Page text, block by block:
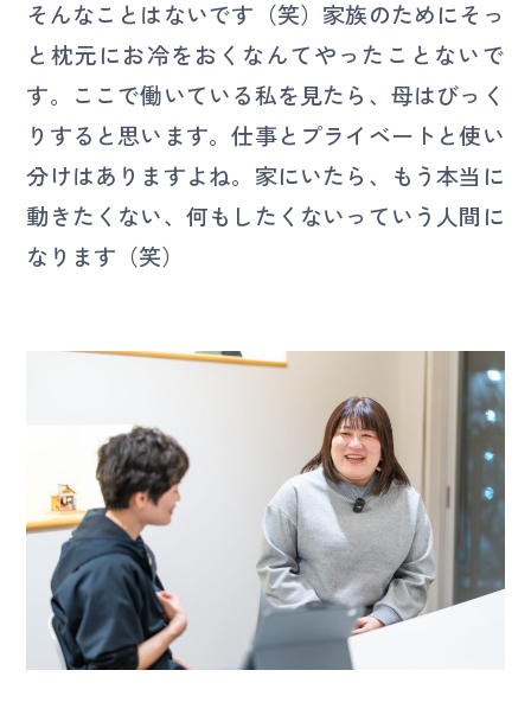
そんなことはないです（笑）家族のためにそっ
と枕元にお冷をおくなんてやったことないで
す。ここで働いている私を見たら、母はびっく
りすると思います。仕事とプライベートと使い
分けはありますよね。家にいたら、もう本当に
動きたくない、何もしたくないっていう人間に
なります（笑）